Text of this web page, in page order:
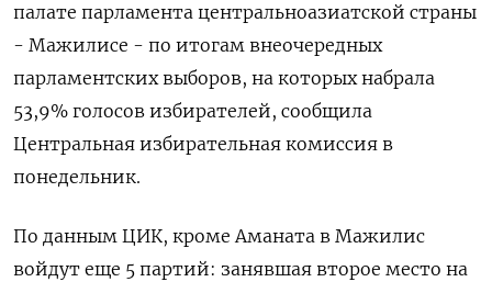
палате парламента центральноазиатской страны
- Мажилисе - по итогам внеочередных
парламентских выборов, на которых набрала
53,9% голосов избирателей, сообщила
Центральная избирательная комиссия в
понедельник.
По данным ЦИК, кроме Аманата в Мажилис
войдут еще 5 партий: занявшая второе место на